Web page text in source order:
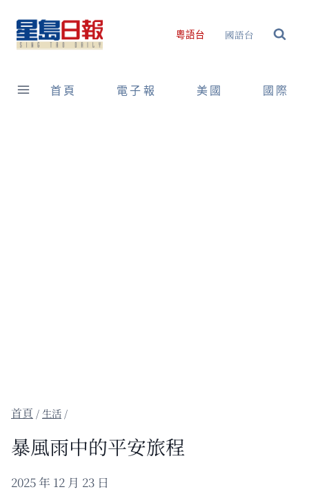
content
粵語台 國語台
首頁 電子報 美國 國際
/生活 /
暴風雨中的平安旅程
2025 年 12 月 23 日